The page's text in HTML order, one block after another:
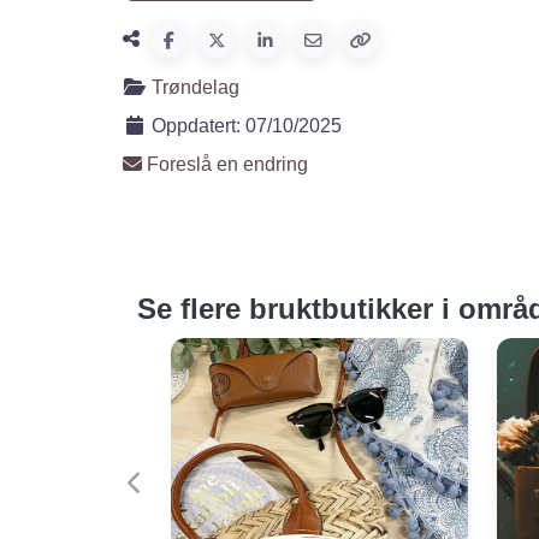
Trøndelag
Oppdatert: 07/10/2025
Foreslå en endring
Se flere bruktbutikker i
Forige